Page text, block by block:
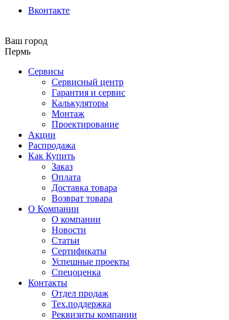
Вконтакте
Ваш город
Пермь
Сервисы
Сервисный центр
Гарантия и сервис
Калькуляторы
Монтаж
Проектирование
Акции
Распродажа
Как Купить
Заказ
Оплата
Доставка товара
Возврат товара
О Компании
О компании
Новости
Статьи
Сертификаты
Успешные проекты
Спецоценка
Контакты
Отдел продаж
Тех.поддержка
Реквизиты компании